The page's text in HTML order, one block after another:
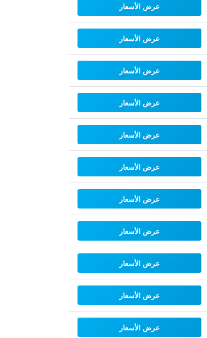
عرض الأسعار
عرض الأسعار
عرض الأسعار
عرض الأسعار
عرض الأسعار
عرض الأسعار
عرض الأسعار
عرض الأسعار
عرض الأسعار
عرض الأسعار
عرض الأسعار